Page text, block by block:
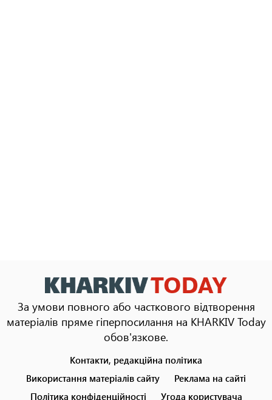
За умови повного або часткового відтворення
матеріалів пряме гіперпосилання на KHARKIV Today
обов'язкове.
menu
Контакти, редакційна політика
Використання матеріалів сайту
Реклама на сайті
Політика конфіденційності
Угода користувача